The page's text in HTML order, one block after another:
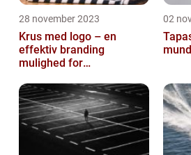
28 november 2023
Krus med logo – en
effektiv branding
mulighed for
02